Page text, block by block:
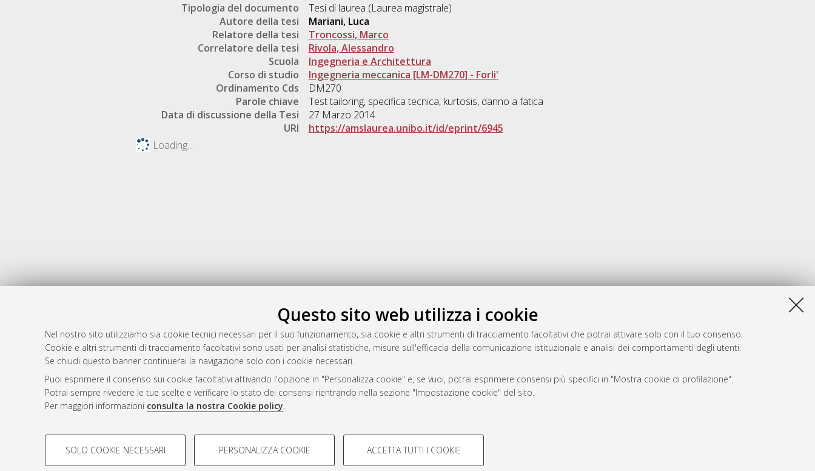
Questo sito web utilizza i cookie
Nel nostro sito utilizziamo sia cookie tecnici necessari per il suo funzionamento, sia cookie e altri strumenti di tracciamento facoltativi che potrai attivare solo con il tuo consenso.
Cookie e altri strumenti di tracciamento facoltativi sono usati per analisi statistiche, misure sull'efficacia della comunicazione istituzionale e analisi dei comportamenti degli utenti.
Se chiudi questo banner continuerai la navigazione solo con i cookie necessari.
Puoi esprimere il consenso sui cookie facoltativi attivando l'opzione in "Personalizza cookie" e, se vuoi, potrai esprimere consensi più specifici in "Mostra cookie di profilazione".
Potrai sempre rivedere le tue scelte e verificare lo stato dei consensi rientrando nella sezione "Impostazione cookie" del sito.
Per maggiori informazioni consulta la nostra Cookie policy.
COOKIE DI PROFILAZIONE - FACOLTATIVI COOKIE TECNICI - NECESSARI
SOLO COOKIE NECESSARI PERSONALIZZA COOKIE ACCETTA TUTTI I COOKIE
Tipologia del documento
Tesi di laurea (Laurea magistrale)
Autore della tesi
Mariani, Luca
Relatore della tesi
Troncossi, Marco
Correlatore della tesi
Rivola, Alessandro
Scuola
Ingegneria e Architettura
Corso di studio
Ingegneria meccanica [LM-DM270] - Forli'
Ordinamento Cds
DM270
Parole chiave
Test tailoring, specifica tecnica, kurtosis, danno a fatica
Data di discussione della Tesi
27 Marzo 2014
URI
https://amslaurea.unibo.it/id/eprint/6945
Loading...
Gestione del documento:
Atom
Rss 1.0
Rss 2.0
AMS Laurea
Servizio implementato e gestito da
Impostazioni Cookie
Informativa sulla privacy
Condizioni d’uso del sito